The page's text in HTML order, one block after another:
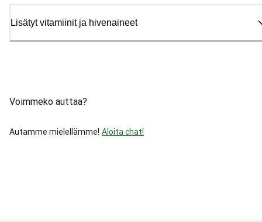
Lisätyt vitamiinit ja hivenaineet
Voimmeko auttaa?
Autamme mielellämme! Aloita chat!